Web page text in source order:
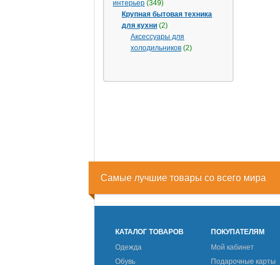
интерьер (349)
Крупная бытовая техника
для кухни (2)
Аксессуары для
холодильников (2)
Самые лучшие товары со всего мира
КАТАЛОГ ТОВАРОВ
Одежда
Обувь
ПОКУПАТЕЛЯМ
Мой кабинет
Подарочные карты